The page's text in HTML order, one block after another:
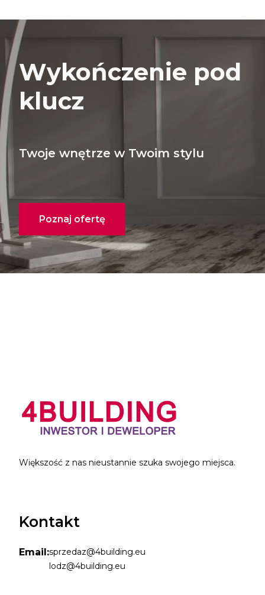
Wykończenie pod
klucz
Twoje wnętrze w Twoim stylu
Poznaj ofertę
Większość z nas nieustannie szuka swojego miejsca.
Kontakt
Email:sprzedaz@4building.eu
lodz@4building.eu